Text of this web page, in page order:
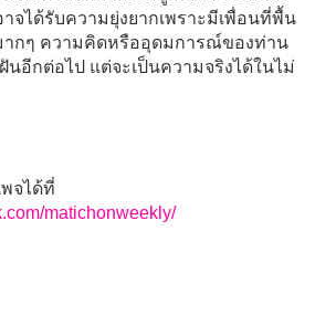
าจได้รับความยุ่งยากเพราะมีเพื่อนที่พื้น
ากๆ ความคิดหรืออุดมการณ์ของท่าน
นอีกต่อไป แต่จะเป็นความจริงได้ในไม่
จได้ที่
matichonweekly/